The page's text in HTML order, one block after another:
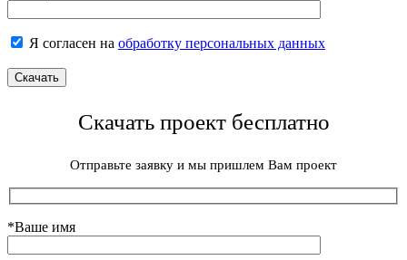
Я согласен на обработку персональных данных
Скачать проект бесплатно
Отправьте заявку и мы пришлем Вам проект
*Ваше имя